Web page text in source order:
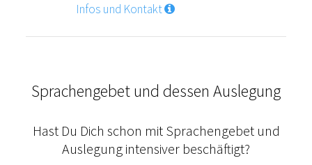
Infos und Kontakt
Sprachengebet und dessen Auslegung
Hast Du Dich schon mit Sprachengebet und
Auslegung intensiver beschäftigt?